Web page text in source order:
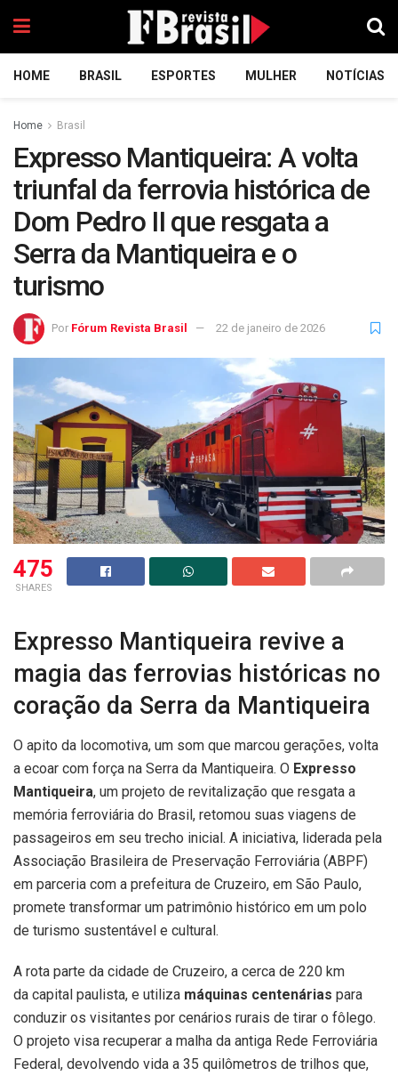
HOME BRASIL ESPORTES MULHER NOTÍCIAS
Home Brasil
Expresso Mantiqueira: A volta
triunfal da ferrovia histórica de
Dom Pedro II que resgata a
Serra da Mantiqueira e o
turismo
Por Fórum Revista Brasil 22 de janeiro de 2026
475
SHARES
Expresso Mantiqueira revive a
magia das ferrovias históricas no
coração da Serra da Mantiqueira
O apito da locomotiva, um som que marcou gerações, volta
a ecoar com força na Serra da Mantiqueira. O Expresso
Mantiqueira, um projeto de revitalização que resgata a
memória ferroviária do Brasil, retomou suas viagens de
passageiros em seu trecho inicial. A iniciativa, liderada pela
Associação Brasileira de Preservação Ferroviária (ABPF)
em parceria com a prefeitura de Cruzeiro, em São Paulo,
promete transformar um patrimônio histórico em um polo
de turismo sustentável e cultural.
A rota parte da cidade de Cruzeiro, a cerca de 220 km
da capital paulista, e utiliza máquinas centenárias para
conduzir os visitantes por cenários rurais de tirar o fôlego.
O projeto visa recuperar a malha da antiga Rede Ferroviária
Federal, devolvendo vida a 35 quilômetros de trilhos que,